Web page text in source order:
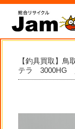
【釣具買取】
テラ 3000HG